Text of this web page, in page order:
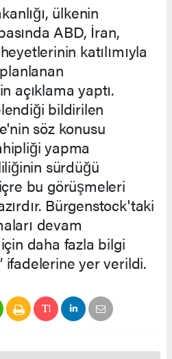
ülkenin
ABD, İran,
katılımıyla
açıklama yaptı.
bildirilen
söz konusu
yapma
sürdüğü
bu görüşmeleri
Bürgenstock'taki
devam
daha fazla bilgi
yer verildi.